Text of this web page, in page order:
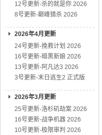
12号更新-杀的就是你 2026
8号更新-巅峰猎杀 2026
2026年4月更新
24号更新-挽救计划 2026
16号更新-暗黑新娘 2026
13号更新-阿凡达3 2026
3号更新-末日逃生2 正式版
2026年3月更新
25号更新-洛杉矶劫案 2026
16号更新-战争机器 2026
10号更新-极限审判 2026